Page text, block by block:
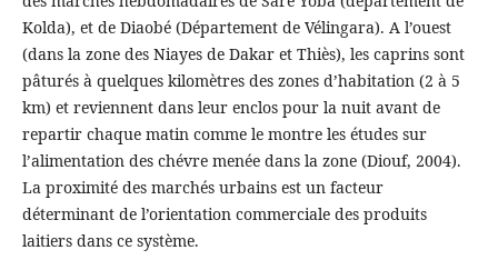
Kolda), et de Diaobé (Département de Vélingara). A l’ouest
(dans la zone des Niayes de Dakar et Thiès), les caprins sont
pâturés à quelques kilomètres des zones d’habitation (2 à 5
km) et reviennent dans leur enclos pour la nuit avant de
repartir chaque matin comme le montre les études sur
l’alimentation des chévre menée dans la zone (Diouf, 2004).
La proximité des marchés urbains est un facteur
déterminant de l’orientation commerciale des produits
laitiers dans ce système.